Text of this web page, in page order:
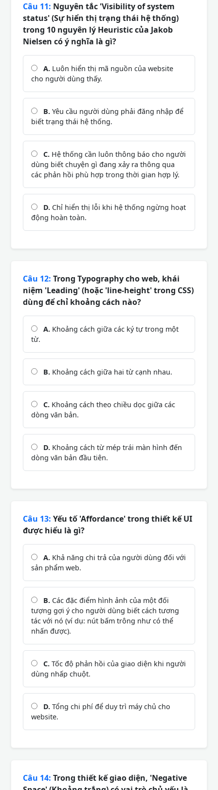
Câu 11: Nguyên tắc 'Visibility of system
status' (Sự hiển thị trạng thái hệ thống)
trong 10 nguyên lý Heuristic của Jakob
Nielsen có ý nghĩa là gì?
A. Luôn hiển thị mã nguồn của website
cho người dùng thấy.
B. Yêu cầu người dùng phải đăng nhập để
biết trạng thái hệ thống.
C. Hệ thống cần luôn thông báo cho người
dùng biết chuyện gì đang xảy ra thông qua
các phản hồi phù hợp trong thời gian hợp lý.
D. Chỉ hiển thị lỗi khi hệ thống ngừng hoạt
động hoàn toàn.
Câu 12: Trong Typography cho web, khái
niệm 'Leading' (hoặc 'line-height' trong CSS)
dùng để chỉ khoảng cách nào?
A. Khoảng cách giữa các ký tự trong một
từ.
B. Khoảng cách giữa hai từ cạnh nhau.
C. Khoảng cách theo chiều dọc giữa các
dòng văn bản.
D. Khoảng cách từ mép trái màn hình đến
dòng văn bản đầu tiên.
Câu 13: Yếu tố 'Affordance' trong thiết kế UI
được hiểu là gì?
A. Khả năng chi trả của người dùng đối với
sản phẩm web.
B. Các đặc điểm hình ảnh của một đối
tượng gợi ý cho người dùng biết cách tương
tác với nó (ví dụ: nút bấm trông như có thể
nhấn được).
C. Tốc độ phản hồi của giao diện khi người
dùng nhấp chuột.
D. Tổng chi phí để duy trì máy chủ cho
website.
Câu 14: Trong thiết kế giao diện, 'Negative